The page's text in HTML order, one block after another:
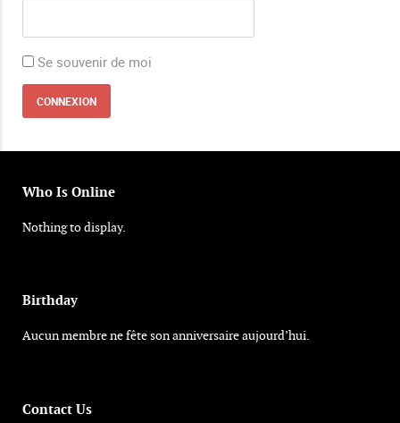
Se souvenir de moi
Who Is Online
Nothing to display.
Birthday
Aucun membre ne fête son anniversaire aujourd’hui.
Contact Us